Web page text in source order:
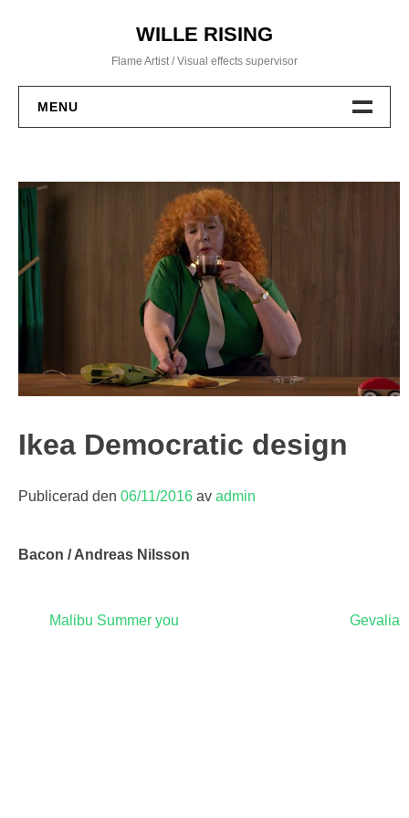
WILLE RISING
Flame Artist / Visual effects supervisor
MENU
Work
Contact
Ikea Democratic design
Publicerad den 06/11/2016 av admin
Bacon / Andreas Nilsson
Inläggsnavigering
Malibu Summer you Gevalia